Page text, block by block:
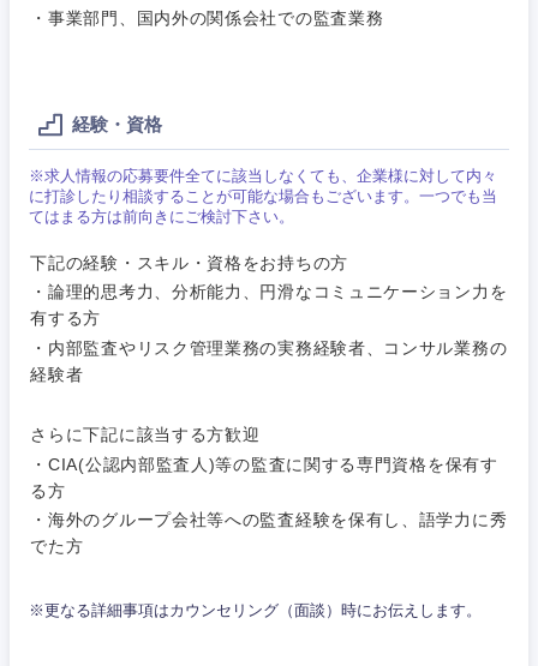
・事業部門、国内外の関係会社での監査業務
経験・資格
※求人情報の応募要件全てに該当しなくても、企業様に対して内々
に打診したり相談することが可能な場合もございます。一つでも当
てはまる方は前向きにご検討下さい。
下記の経験・スキル・資格をお持ちの方
・論理的思考力、分析能力、円滑なコミュニケーション力を
有する方
・内部監査やリスク管理業務の実務経験者、コンサル業務の
経験者
さらに下記に該当する方歓迎
・CIA(公認内部監査人)等の監査に関する専門資格を保有す
る方
・海外のグループ会社等への監査経験を保有し、語学力に秀
でた方
※更なる詳細事項はカウンセリング（面談）時にお伝えします。
クリエイ
タント
専門職
（IT）、
Webサー
ビス・制
作、ゲー
ム
（モノづ
くり）
金融専門
職
メディカ
技術職（モノづくり）
金融専門職
メディカル
不動産専門職
事務職
その他
建設・不動産
小売・通販・外食
広告・宣伝・印刷
マスメディア
エンターテイメント
関東地方
群馬県 埼玉県
転勤なし
フルリモート
年間休日120日以
上
完全週休2日制 社宅・家賃補助有